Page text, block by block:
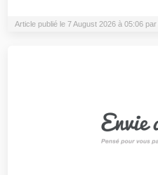
Article publié le 7 August 2026 à 05:06 par